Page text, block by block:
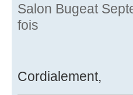
Salon Bugeat
fois
Cordialement,